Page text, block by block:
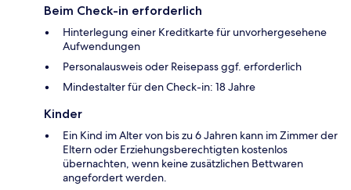
Beim Check-in erforderlich
Hinterlegung einer Kreditkarte für unvorhergesehene
Aufwendungen
Personalausweis oder Reisepass ggf. erforderlich
Mindestalter für den Check-in: 18 Jahre
Kinder
Ein Kind im Alter von bis zu 6 Jahren kann im Zimmer der
Eltern oder Erziehungsberechtigten kostenlos
übernachten, wenn keine zusätzlichen Bettwaren
angefordert werden.